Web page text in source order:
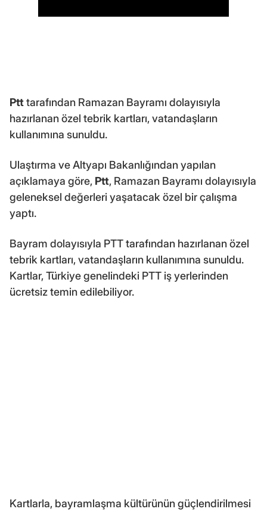
Ptttarafından Ramazan Bayramı dolayısıyla
hazırlanan özel tebrik kartları, vatandaşların
kullanımına sunuldu.
Ulaştırma ve Altyapı Bakanlığından yapılan
açıklamaya göre, Ptt, Ramazan Bayramı dolayısıyla
geleneksel değerleri yaşatacak özel bir çalışma
yaptı.
Bayram dolayısıyla PTT tarafından hazırlanan özel
tebrik kartları, vatandaşların kullanımına sunuldu.
Kartlar, Türkiye genelindeki PTT iş yerlerinden
ücretsiz temin edilebiliyor.
Kartlarla, bayramlaşma kültürünün güçlendirilmesi